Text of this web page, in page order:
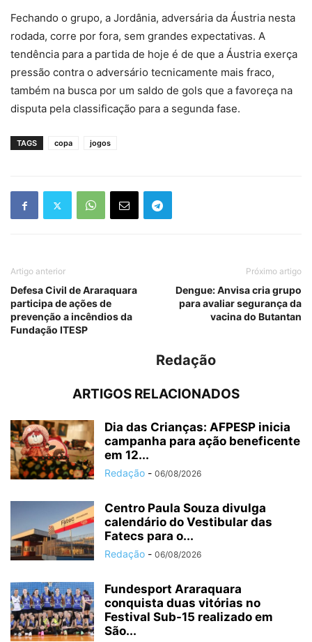
Fechando o grupo, a Jordânia, adversária da Áustria nesta
rodada, corre por fora, sem grandes expectativas. A
tendência para a partida de hoje é de que a Áustria exerça
pressão contra o adversário tecnicamente mais fraco,
também na busca por um saldo de gols que a favoreça na
disputa pela classificação para a segunda fase.
TAGS copa jogos
Artigo anterior
Defesa Civil de Araraquara
participa de ações de
prevenção a incêndios da
Fundação ITESP
Próximo artigo
Dengue: Anvisa cria grupo
para avaliar segurança da
vacina do Butantan
Redação
ARTIGOS RELACIONADOS
Dia das Crianças: AFPESP inicia
campanha para ação beneficente
em 12...
Redação - 06/08/2026
Centro Paula Souza divulga
calendário do Vestibular das
Fatecs para o...
Redação - 06/08/2026
Fundesport Araraquara
conquista duas vitórias no
Festival Sub-15 realizado em
São...